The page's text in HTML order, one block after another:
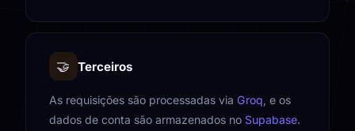
🤝 Terceiros
As requisições são processadas via Groq, e os
dados de conta são armazenados no Supabase.